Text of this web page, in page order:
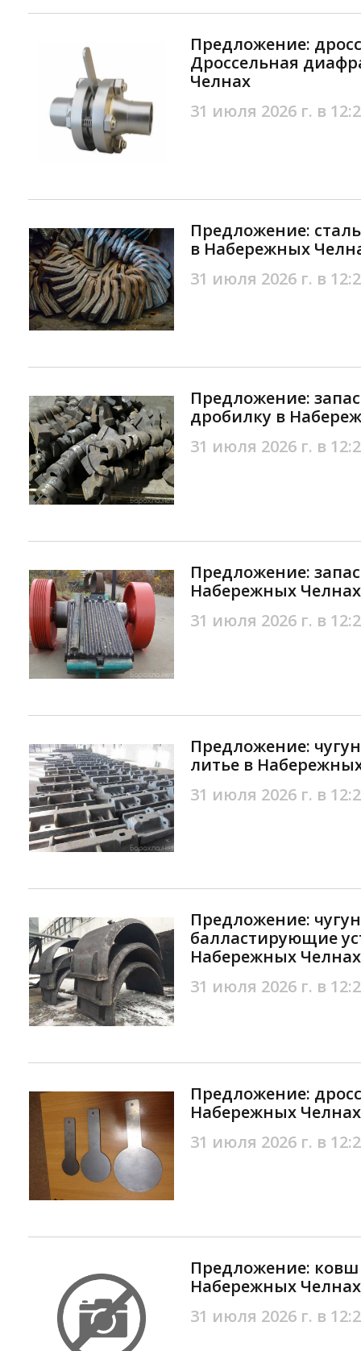
Предложение:
Дроссельная
Челнах
31 июля 2026 г. в
Предложение:
в Набережных
31 июля 2026 г. в
Предложение:
дробилку в
31 июля 2026 г. в
Предложение:
Набережных Челнах
31 июля 2026 г. в
Предложение:
литье в
31 июля 2026 г. в
Предложение:
балластирующие
Набережных Челнах
31 июля 2026 г. в
Предложение:
Набережных Челнах
31 июля 2026 г. в
Предложение:
Набережных Челнах
31 июля 2026 г. в